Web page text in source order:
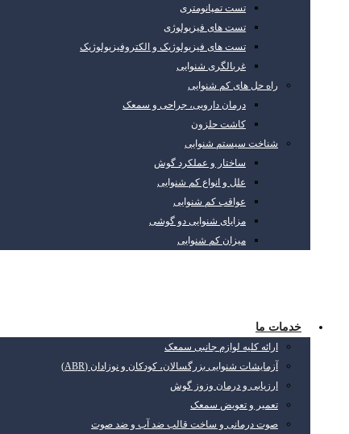
تست تمپانومتری
تست های فیزیولوژی
تست های فیزیولوژیک و الکتروفیزیولوژیک
غربالگری شنوایی
راه حل های کم شنوایی
درمان دارویی، جراحی و سمعک
کاشت حلزون
شناخت سیستم شنوایی
ساختار و عملکرد گوش
علل و انواع کم شنوایی
عواقب کم شنوایی
مزایای شنوایی دو گوشی
میزان کم شنوایی
خدمات ما
ارائه کلیه لوازم جانبی سمعک
آزمایشات شنوایی بزرگسالان، کودکان و نوزادان (ABR)
ارزیابی و درمان وزوز گوش
تعمیر و تعویض سمعک
صوت درمانی و ساخت قالب ضد آب و ضد صوت